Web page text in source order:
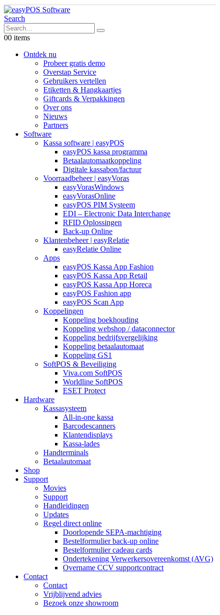
Search
00 items
Ontdek nu
Probeer gratis demo
Overstap Service
Gebruikers vertellen
Etiketten & Hangkaartjes
Giftcards & Verpakkingen
Over ons
Nieuws
Partners
Software
Kassa software | easyPOS
easyPOS kassa programma
Betaalautomaatkoppeling
Digitale kassabon/factuur
Voorraadbeheer | easyVoras
easyVorasWindows
easyVorasOnline
easyPOS PIM Systeem
EDI – Electronic Data Interchange
RFID Oplossingen
Back-up Online
Klantenbeheer | easyRelatie
easyRelatie Online
Apps
easyPOS Kassa App Fashion
easyPOS Kassa App Retail
easyPOS Kassa App Horeca
easyPOS Fashion app
easyPOS Scan App
Koppelingen
Koppeling boekhouding
Koppeling webshop / dataconnector
Koppeling bedrijfsvergelijking
Koppeling betaalautomaat
Koppeling GS1
SoftPOS & Beveiliging
Viva.com SoftPOS
Worldline SoftPOS
ESET Protect
Hardware
Kassasysteem
All-in-one kassa
Barcodescanners
Klantendisplays
Kassa-lades
Handterminals
Betaalautomaat
Shop
Support
Movies
Support
Handleidingen
Updates
Regel direct online
Doorlopende SEPA-machtiging
Bestelformulier back-up online
Bestelformulier cadeau cards
Ondertekening Verwerkersovereenkomst (AVG)
Overname CCV supportcontract
Contact
Contact
Vrijblijvend advies
Bezoek onze showroom